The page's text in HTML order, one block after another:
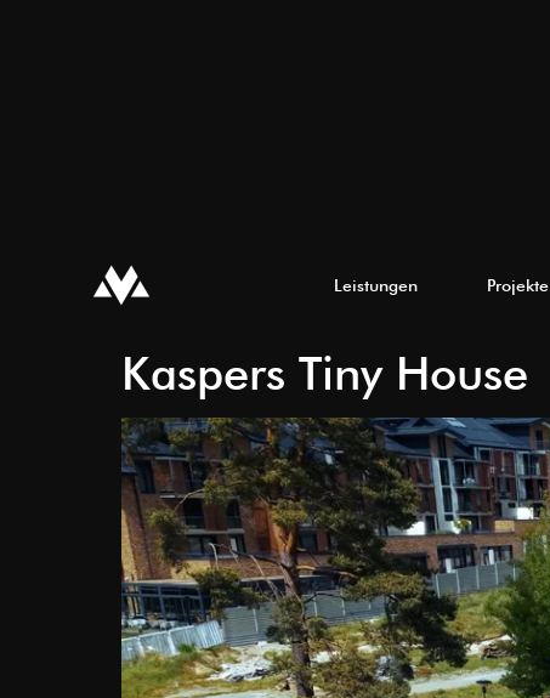
Leistungen Projekte
Kaspers Tiny House